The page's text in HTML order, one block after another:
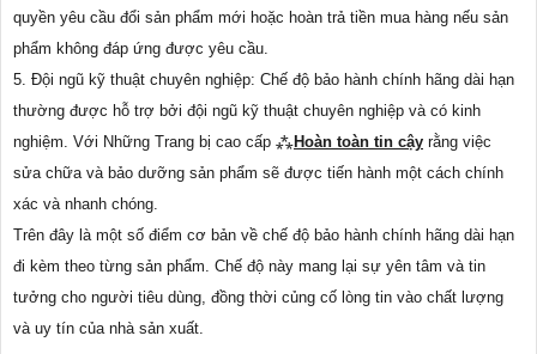
quyền yêu cầu đổi sản phẩm mới hoặc hoàn trả tiền mua hàng nếu sản
phẩm không đáp ứng được yêu cầu.
5. Đội ngũ kỹ thuật chuyên nghiệp: Chế độ bảo hành chính hãng dài hạn
thường được hỗ trợ bởi đội ngũ kỹ thuật chuyên nghiệp và có kinh
nghiệm. Với Những Trang bị cao cấp ⁂Hoàn toàn tin cậy rằng việc
sửa chữa và bảo dưỡng sản phẩm sẽ được tiến hành một cách chính
xác và nhanh chóng.
Trên đây là một số điểm cơ bản về chế độ bảo hành chính hãng dài hạn
đi kèm theo từng sản phẩm. Chế độ này mang lại sự yên tâm và tin
tưởng cho người tiêu dùng, đồng thời củng cố lòng tin vào chất lượng
và uy tín của nhà sản xuất.